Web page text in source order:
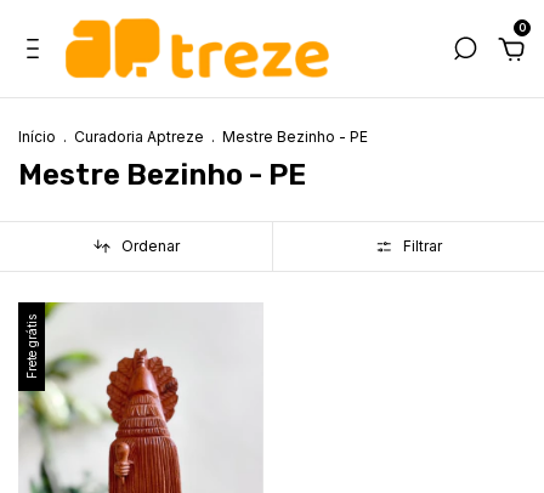
0
Início . Curadoria Aptreze . Mestre Bezinho - PE
Mestre Bezinho - PE
Ordenar Filtrar
Frete grátis